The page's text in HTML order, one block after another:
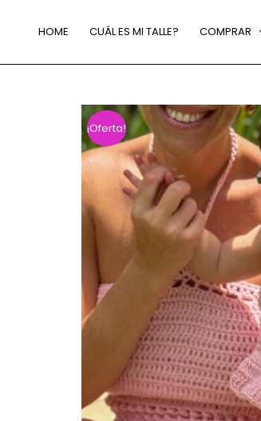
HOME CUÁL ES MI TALLE? COMPRAR
¡Oferta!